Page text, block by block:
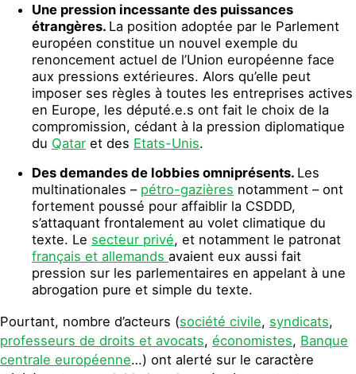
Une pression incessante des puissances
étrangères. La position adoptée par le Parlement
européen constitue un nouvel exemple du
renoncement actuel de l’Union européenne face
aux pressions extérieures. Alors qu’elle peut
imposer ses règles à toutes les entreprises actives
en Europe, les député.e.s ont fait le choix de la
compromission, cédant à la pression diplomatique
du Qatar et des Etats-Unis.
Des demandes de lobbies omniprésents. Les
multinationales – pétro-gazières notamment – ont
fortement poussé pour affaiblir la CSDDD,
s’attaquant frontalement au volet climatique du
texte. Le secteur privé, et notamment le patronat
français et allemands avaient eux aussi fait
pression sur les parlementaires en appelant à une
abrogation pure et simple du texte.
Pourtant, nombre d’acteurs (société civile, syndicats,
professeurs de droits et avocats, économistes, Banque
centrale européenne…) ont alerté sur le caractère